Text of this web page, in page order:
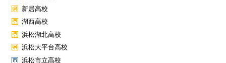
新居高校
湖西高校
浜松湖北高校
浜松大平台高校
浜松市立高校